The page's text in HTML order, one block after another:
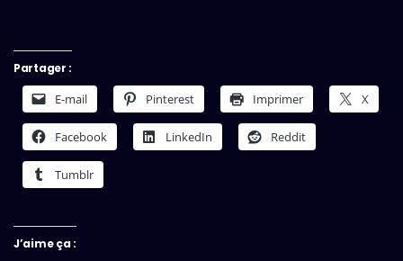
Partager :
E-mail Pinterest Imprimer X
Facebook LinkedIn Reddit
Tumblr
J’aime ça :